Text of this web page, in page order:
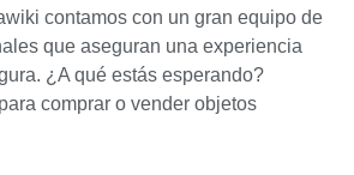
contamos con un gran equipo de
que aseguran una experiencia
¿A qué estás esperando?
comprar o vender objetos